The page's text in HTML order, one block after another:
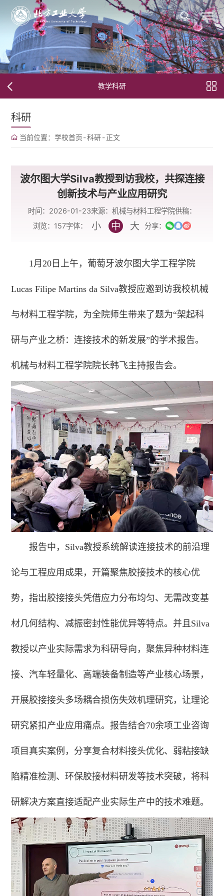
教学科研
科研
当前位置： 学校首页-科研-正文
波尔图大学Silva教授到访我校，共探连接
创新技术与产业应用研究
时间：2026-01-23来源：机械与材料工程学院供稿：
浏览： 157字体： 小 中 大 分享：
1月20日上午，葡萄牙波尔图大学工程学院
Lucas Filipe Martins da Silva教授应邀到访我校机械
与材料工程学院，为全院师生带来了题为“架起科
研与产业之桥：连接技术的新发展”的学术报告。
机械与材料工程学院院长韩飞主持报告会。
报告中，Silva教授系统解读连接技术的前沿理
论与工程应用成果，开篇聚焦胶接技术的核心优
势，指出胶接接头凭借应力分布均匀、无需改变基
材几何结构、减振密封性能优异等特点。并且Silva
教授以产业实际需求为科研导向，聚焦异种材料连
接、汽车轻量化、高端装备制造等产业核心场景，
开展胶接接头多场耦合损伤失效机理研究，让理论
研究紧扣产业应用痛点。报告结合70余项工业咨询
项目真实案例，分享复合材料接头优化、弱粘接缺
陷精准检测、环保胶接材料研发等技术突破，将科
研解决方案直接适配产业实际生产中的技术难题。